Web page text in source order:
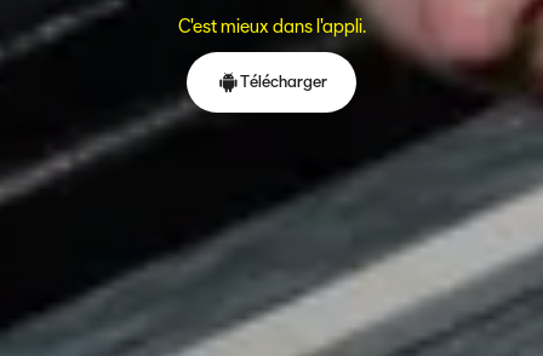
C'est mieux dans l'appli.
Télécharger